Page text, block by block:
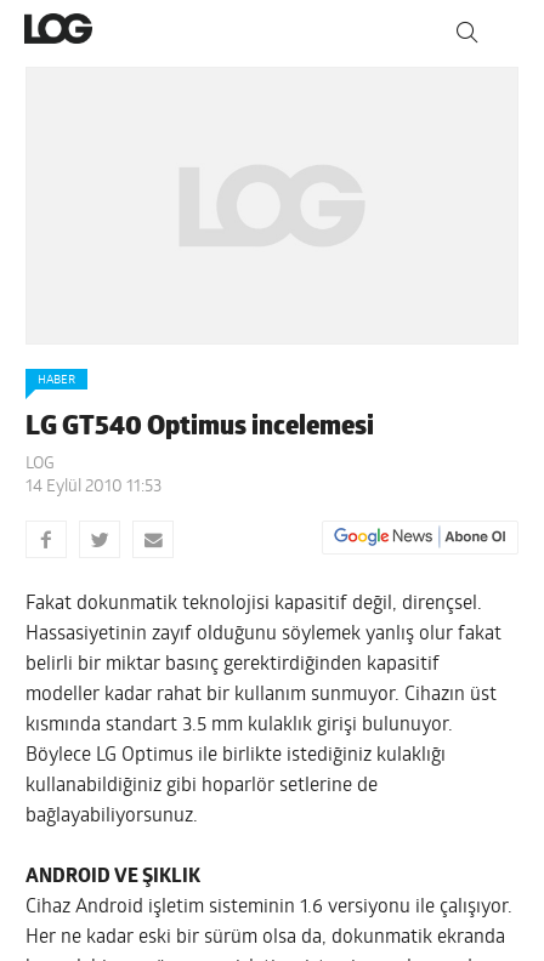
HABER
LG GT540 Optimus incelemesi
LOG
14 Eylül 2010 11:53
Fakat dokunmatik teknolojisi kapasitif değil, dirençsel.
Hassasiyetinin zayıf olduğunu söylemek yanlış olur fakat
belirli bir miktar basınç gerektirdiğinden kapasitif
modeller kadar rahat bir kullanım sunmuyor. Cihazın üst
kısmında standart 3.5 mm kulaklık girişi bulunuyor.
Böylece LG Optimus ile birlikte istediğiniz kulaklığı
kullanabildiğiniz gibi hoparlör setlerine de
bağlayabiliyorsunuz.
ANDROID VE ŞIKLIK
Cihaz Android işletim sisteminin 1.6 versiyonu ile çalışıyor.
Her ne kadar eski bir sürüm olsa da, dokunmatik ekranda